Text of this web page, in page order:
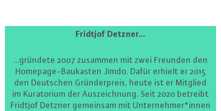
Fridtjof Detzner…
…gründete 2007 zusammen mit zwei Freunden den
Home­page-Bau­kas­ten Jimdo. Dafür erhielt er 2015
den Deutschen Grün­der­preis, heute ist er Mitglied
im Ku­ra­to­ri­um der Aus­zeich­nung. Seit 2020 betreibt
Fridtjof Detzner gemeinsam mit Un­ter­neh­mer*innen